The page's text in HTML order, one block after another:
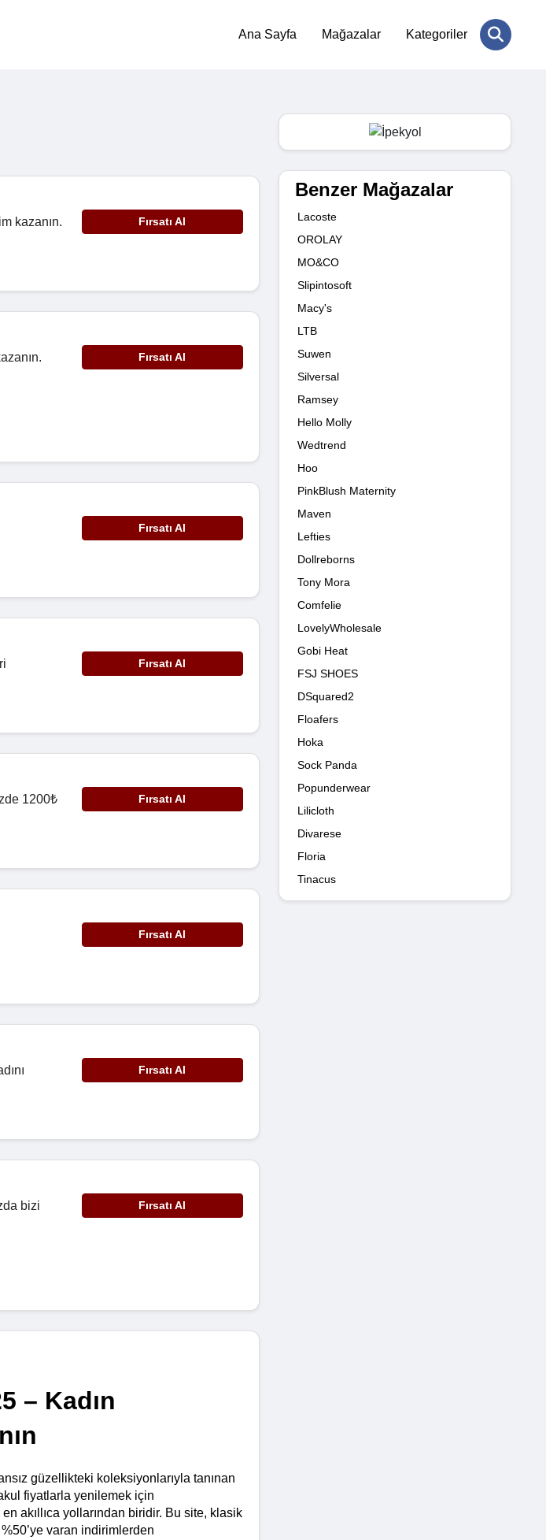
Ana Sayfa Mağazalar Kategoriler
kazanın. Fırsatı Al
Fırsatı Al
Fırsatı Al
Fırsatı Al
1200₺
Fırsatı Al
Fırsatı Al
Fırsatı Al
bizi
Fırsatı Al
– Kadın
güzellikteki koleksiyonlarıyla tanınan
fiyatlarla yenilemek için
akıllıca yollarından biridir. Bu site, klasik
varan indirimlerden
Benzer Mağazalar
Lacoste
OROLAY
MO&CO
Slipintosoft
Macy's
LTB
Suwen
Silversal
Ramsey
Hello Molly
Wedtrend
Hoo
PinkBlush Maternity
Maven
Lefties
Dollreborns
Tony Mora
Comfelie
LovelyWholesale
Gobi Heat
FSJ SHOES
DSquared2
Floafers
Hoka
Sock Panda
Popunderwear
Lilicloth
Divarese
Floria
Tinacus